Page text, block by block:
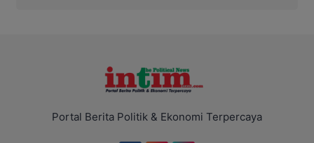
Portal Berita Politik & Ekonomi Terpercaya